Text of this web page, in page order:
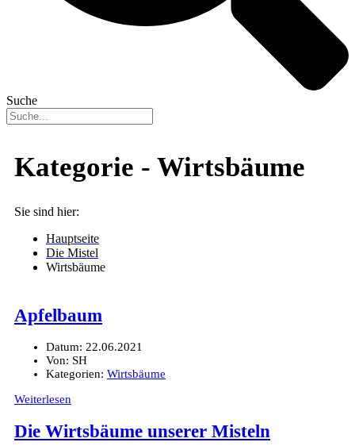
Suche
Kategorie - Wirtsbäume
Sie sind hier:
Hauptseite
Die Mistel
Wirtsbäume
Apfelbaum
Datum: 22.06.2021
Von: SH
Kategorien: Wirtsbäume
Weiterlesen
Die Wirtsbäume unserer Misteln